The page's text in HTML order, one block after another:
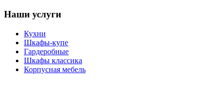
Наши услуги
Кухни
Шкафы-купе
Гардеробные
Шкафы классика
Корпусная мебель